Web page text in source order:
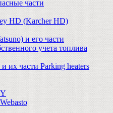
части
HD (Karcher HD)
и его части
учета топлива
их части Parking heaters